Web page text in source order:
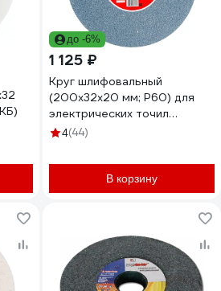
до -6%
1 125 ₽
Круг шлифовальный
(200х32х20 мм; Р60) для
электрических точил
REDVERG 6624149
4(44)
В корзину